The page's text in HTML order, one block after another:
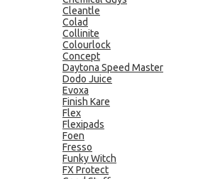
Cleantle
Colad
Collinite
Colourlock
Concept
Daytona Speed Master
Dodo Juice
Evoxa
Finish Kare
Flex
Flexipads
Foen
Fresso
Funky Witch
FX Protect